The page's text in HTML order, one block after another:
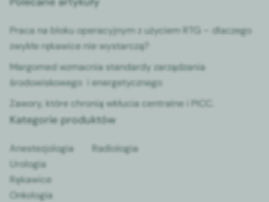
Praca na bloku operacyjnym z użyciem RTG – dlaczego
zwykłe rękawice nie wystarczą?
Margomed wzmacnia standardy zarządzania
środowiskowego i energetycznego
Zawory, które chronią wkłucia centralne i PICC.
Kategorie produktów
Anestezjologia
Urologia
Rękawice
Onkologia
Radiologia